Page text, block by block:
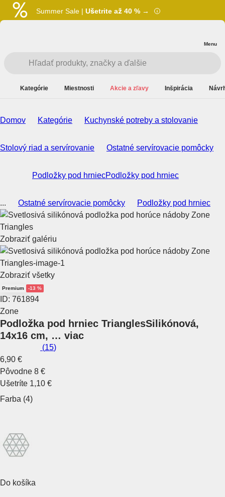
Summer Sale | Ušetrite až 40 % →
Menu
Kategórie Miestnosti Akcie a zľavy Inšpirácia
Domov Kategórie Kuchynské potreby a stolovanie
Stolový riad a servírovanie Ostatné servírovacie pomôcky
Podložky pod hrniecPodložky pod hrniec
... Ostatné servírovacie pomôcky Podložky pod hrniec
Zobraziť galériu
Zobraziť všetky
Premium -13 %
ID: 761894
Zone
Podložka pod hrniec TrianglesSilikónová,
14x16 cm, … viac
(15)
6,90 €
Pôvodne 8 €
Ušetríte 1,10 €
Farba (4)
Do košíka